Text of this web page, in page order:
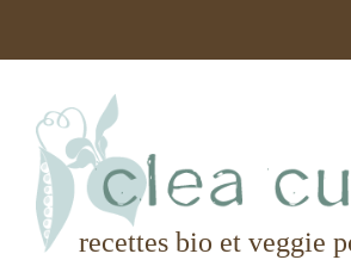
recettes bio et veggie